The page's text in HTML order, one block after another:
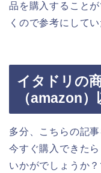
品を購入すること
くので参考にして
イタドリの
（amazon
多分、こちらの記
今すぐ購入できた
いかがでしょうか？